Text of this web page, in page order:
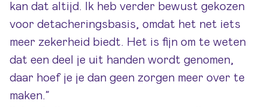
kan dat altijd. Ik heb verder bewust gekozen
voor detacheringsbasis, omdat het net iets
meer zekerheid biedt. Het is fijn om te weten
dat een deel je uit handen wordt genomen,
daar hoef je je dan geen zorgen meer over te
maken.”